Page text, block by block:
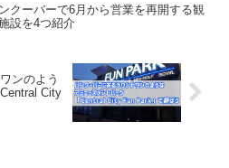
クーバーで6月から営業を再開する観
設を4つ紹介
ンのよう
City